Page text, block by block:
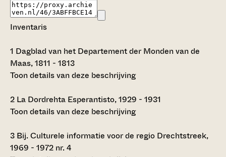
Inventaris
1 Dagblad van het Departement der Monden van de
Maas, 1811 - 1813
Toon details van deze beschrijving
2 La Dordrehta Esperantisto, 1929 - 1931
Toon details van deze beschrijving
3 Bij. Culturele informatie voor de regio Drechtstreek,
1969 - 1972 nr. 4